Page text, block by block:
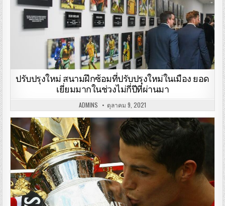
ปรับปรุงใหม่ สนามฝึกซ้อมที่ปรับปรุงใหม่ในเมือง ยอด
เยี่ยมมากในช่วงไม่กี่ปีที่ผ่านมา
ADMINS ตุลาคม 9, 2021